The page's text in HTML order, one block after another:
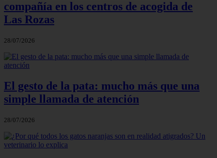
compañía en los centros de acogida de
Las Rozas
28/07/2026
El gesto de la pata: mucho más que una
simple llamada de atención
28/07/2026